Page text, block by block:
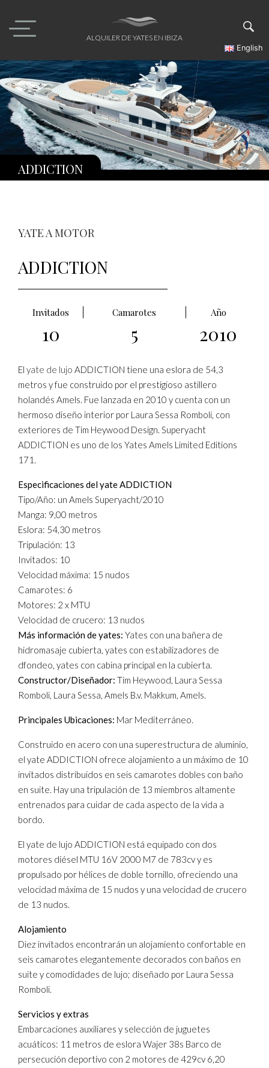
content
ALQUILER DE YATES EN IBIZA
English
ADDICTION
YATE A MOTOR
ADDICTION
Invitados Camarotes Año
10 5 2010
El yate de lujo ADDICTION tiene una eslora de 54,3
metros y fue construido por el prestigioso astillero
holandés Amels. Fue lanzada en 2010 y cuenta con un
hermoso diseño interior por Laura Sessa Romboli, con
exteriores de Tim Heywood Design. Superyacht
ADDICTION es uno de los Yates Amels Limited Editions
171.
Especificaciones del yate ADDICTION
Tipo/Año: un Amels Superyacht/2010
Manga: 9,00 metros
Eslora: 54,30 metros
Tripulación: 13
Invitados: 10
Velocidad máxima: 15 nudos
Camarotes: 6
Motores: 2 x MTU
Velocidad de crucero: 13 nudos
Más información de yates: Yates con una bañera de
hidromasaje cubierta, yates con estabilizadores de
dfondeo, yates con cabina principal en la cubierta.
Constructor/Diseñador: Tim Heywood, Laura Sessa
Romboli, Laura Sessa, Amels B.v. Makkum, Amels.
Principales Ubicaciones: Mar Mediterráneo.
Construido en acero con una superestructura de aluminio,
el yate ADDICTION ofrece alojamiento a un máximo de 10
invitados distribuidos en seis camarotes dobles con baño
en suite. Hay una tripulación de 13 miembros altamente
entrenados para cuidar de cada aspecto de la vida a
bordo.
El yate de lujo ADDICTION está equipado con dos
motores diésel MTU 16V 2000 M7 de 783cv y es
propulsado por hélices de doble tornillo, ofreciendo una
velocidad máxima de 15 nudos y una velocidad de crucero
de 13 nudos.
Alojamiento
Diez invitados encontrarán un alojamiento confortable en
seis camarotes elegantemente decorados con baños en
suite y comodidades de lujo; diseñado por Laura Sessa
Romboli.
Servicios y extras
Embarcaciones auxiliares y selección de juguetes
acuáticos: 11 metros de eslora Wajer 38s Barco de
persecución deportivo con 2 motores de 429cv 6,20